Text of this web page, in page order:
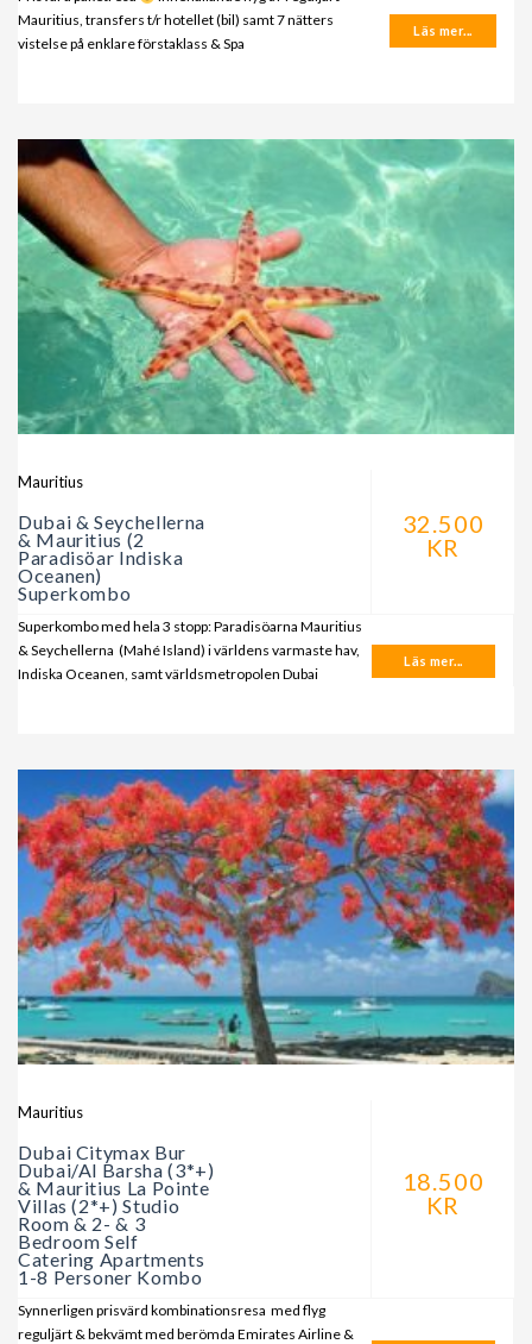
Mauritius, transfers t/r hotellet (bil) samt 7 nätters
vistelse på enklare förstaklass & Spa
Läs mer...
Mauritius
Dubai & Seychellerna
& Mauritius (2
Paradisöar Indiska
Oceanen)
Superkombo
32.500
KR
Superkombo med hela 3 stopp: Paradisöarna Mauritius
& Seychellerna (Mahé Island) i världens varmaste hav,
Indiska Oceanen, samt världsmetropolen Dubai
Läs mer...
Mauritius
Dubai Citymax Bur
Dubai/Al Barsha (3*+)
& Mauritius La Pointe
Villas (2*+) Studio
Room & 2- & 3
Bedroom Self
Catering Apartments
1-8 Personer Kombo
18.500
KR
Synnerligen prisvärd kombinationsresa med flyg
reguljärt & bekvämt med berömda Emirates Airline &